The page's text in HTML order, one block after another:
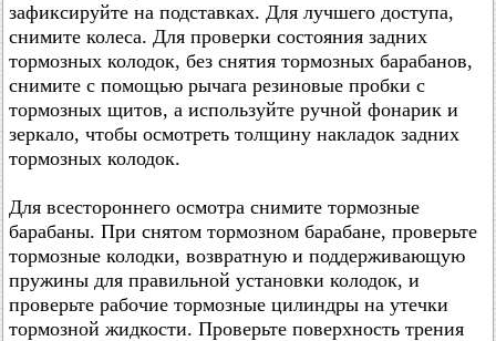
зафиксируйте на подставках. Для лучшего доступа,
снимите колеса. Для проверки состояния задних
тормозных колодок, без снятия тормозных барабанов,
снимите с помощью рычага резиновые пробки с
тормозных щитов, а используйте ручной фонарик и
зеркало, чтобы осмотреть толщину накладок задних
тормозных колодок.
Для всестороннего осмотра снимите тормозные
барабаны. При снятом тормозном барабане, проверьте
тормозные колодки, возвратную и поддерживающую
пружины для правильной установки колодок, и
проверьте рабочие тормозные цилиндры на утечки
тормозной жидкости. Проверьте поверхность трения